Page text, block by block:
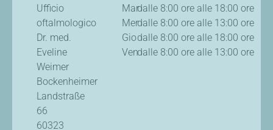
Ufficio
oftalmologico
Dr. med.
Eveline
Weimer
Bockenheimer
Landstraße
66
60323
Mardalle 8:00 ore alle 18:00 ore
Merdalle 8:00 ore alle 13:00 ore
Giodalle 8:00 ore alle 18:00 ore
Vendalle 8:00 ore alle 13:00 ore